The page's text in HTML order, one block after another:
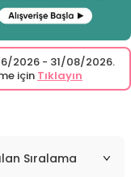
2026 - 31/08/2026.
için Tıklayın